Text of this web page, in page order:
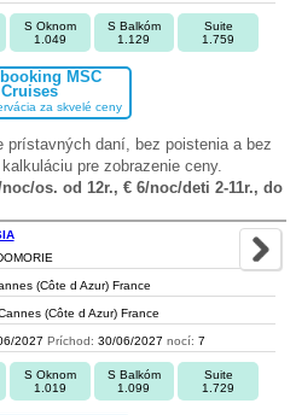
S Oknom
1.049
S Balkóm
1.129
Suite
1.759
MSC
Cruises
za skvelé ceny
daní, bez poistenia a bez
pre zobrazenie ceny.
os. od 12r., € 6/noc/deti 2-11r., do
(Côte d Azur) France
(Côte d Azur) France
2027 Príchod: 30/06/2027 nocí: 7
S Oknom
1.019
S Balkóm
1.099
Suite
1.729